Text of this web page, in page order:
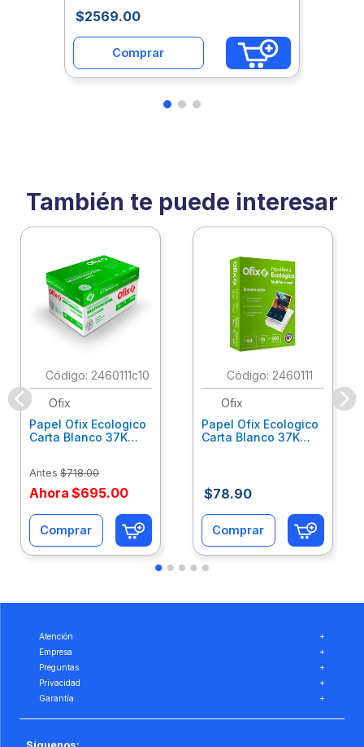
$2569.00
Comprar
También te puede interesar
: 2460111c10
Ofix
Papel Ofix Ecologico
Carta Blanco 37K
Antes $718.00
Ahora $695.00
Comprar
: 2460111
Ofix
Papel Ofix Ecologico
Carta Blanco 37K
$78.90
Comprar
Atención
+
Empresa
+
Preguntas
+
Privacidad
+
Garantía
+